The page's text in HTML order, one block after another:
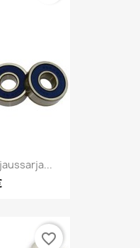
favorite_border